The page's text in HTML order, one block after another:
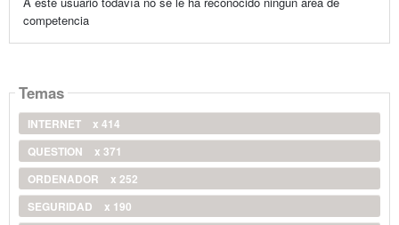
competencia
Temas
INTERNET
x 414
QUESTION
x 371
ORDENADOR
x 252
SEGURIDAD
x 190